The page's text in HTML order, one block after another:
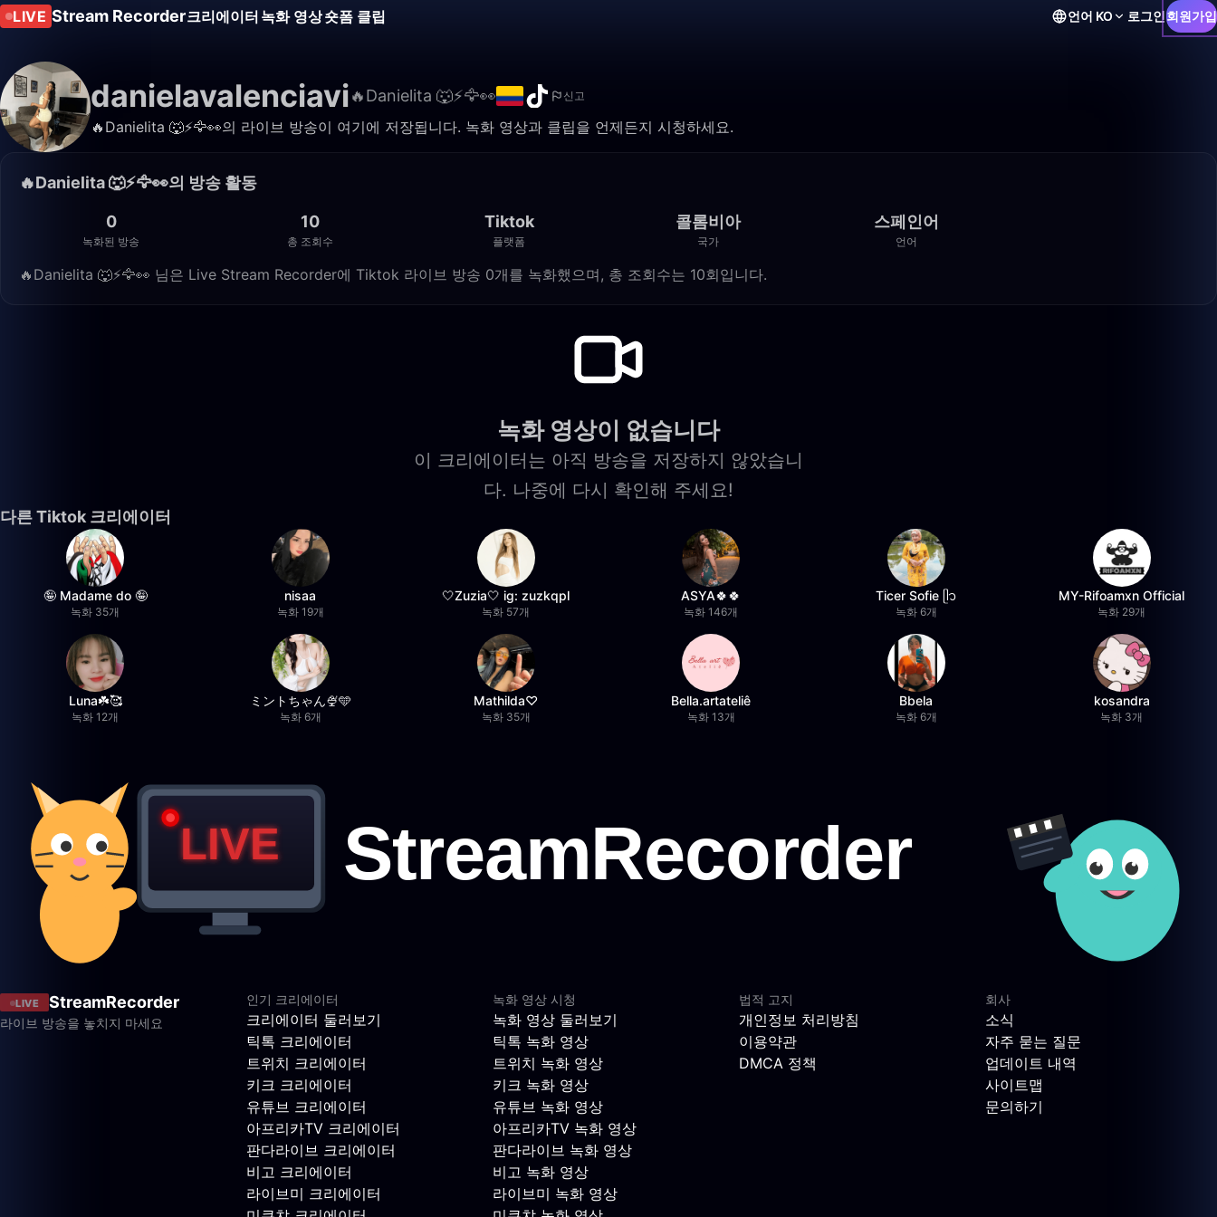
LIVE Stream Recorder크리에이터 녹화 영상숏폼 클립 언어 KO 로그인회원가입
danielavalenciavi🔥Danielita 🐺⚡️🦅👀 신고
🔥Danielita 🐺⚡️🦅👀의 라이브 방송이 여기에 저장됩니다. 녹화 영상과 클립을 언제든지 시청하세요.
🔥Danielita 🐺⚡️🦅👀의 방송 활동
0
녹화된 방송
10
총 조회수
Tiktok
플랫폼
콜롬비아
국가
스페인어
언어
🔥Danielita 🐺⚡️🦅👀 님은 Live Stream Recorder에 Tiktok 라이브 방송 0개를 녹화했으며, 총 조회수는 10회입니다.
녹화 영상이 없습니다
이 크리에이터는 아직 방송을 저장하지 않았습니
다. 나중에 다시 확인해 주세요!
다른 Tiktok 크리에이터
🤪 Madame do 🤪
녹화 35개
nisaa
녹화 19개
🤍Zuzia🤍 ig: zuzkqpl
녹화 57개
ASYA🍀🍀
녹화 146개
Ticer Sofie ᥫ᭡
녹화 6개
MY-Rifoamxn Official
녹화 29개
Luna☘️🥰
녹화 12개
ミントちゃん🍨🩵
녹화 6개
Mathilda♡︎
녹화 35개
Bella.artateliê
녹화 13개
Bbela
녹화 6개
kosandra
녹화 3개
LIVE StreamRecorder
라이브 방송을 놓치지 마세요
인기 크리에이터
크리에이터 둘러보기
틱톡 크리에이터
트위치 크리에이터
키크 크리에이터
유튜브 크리에이터
아프리카TV 크리에이터
판다라이브 크리에이터
비고 크리에이터
라이브미 크리에이터
녹화 영상 시청
녹화 영상 둘러보기
틱톡 녹화 영상
트위치 녹화 영상
키크 녹화 영상
유튜브 녹화 영상
아프리카TV 녹화 영상
판다라이브 녹화 영상
비고 녹화 영상
라이브미 녹화 영상
법적 고지
개인정보 처리방침
이용약관
DMCA 정책
회사
소식
자주 묻는 질문
업데이트 내역
사이트맵
문의하기